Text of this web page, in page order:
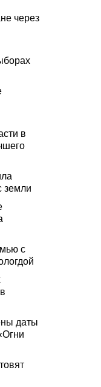
через
в
земли
с
даты